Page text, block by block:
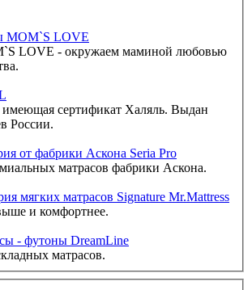
MOM`S LOVE
LOVE - окружаем маминой любовью
имеющая сертификат Халяль. Выдан
России.
от фабрики Аскона Seria Pro
матрасов фабрики Аскона.
мягких матрасов Signature Mr.Mattress
и комфортнее.
- футоны DreamLine
матрасов.